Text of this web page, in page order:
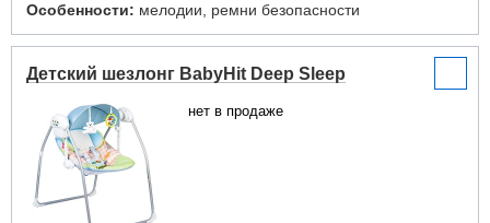
Особенности: мелодии, ремни безопасности
Детский шезлонг BabyHit Deep Sleep
нет в продаже